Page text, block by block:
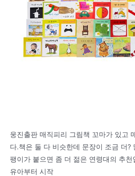
웅진출판 매직피리 그림책 꼬마가 있고
다.책은 둘 다 비슷한데 문장이 조금 더?
팽이가 붙으면 좀 더 젊은 연령대의 추
유아부터 시작